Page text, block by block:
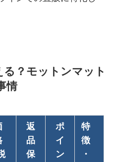
？モットンマット
情
返
品
保
ポ
イ
ン
特
徴
・